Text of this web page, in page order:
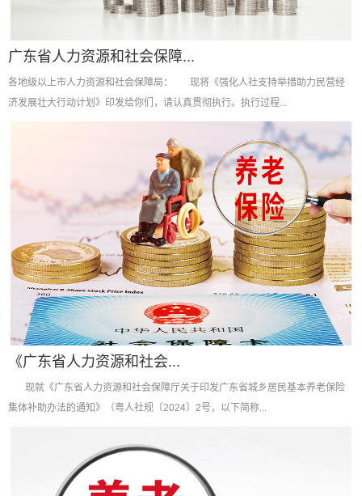
广东省人力资源和社会保障...
各地级以上市人力资源和社会保障局： 现将《强化人社支持举措助力民营经
济发展壮大行动计划》印发给你们，请认真贯彻执行。执行过程...
《广东省人力资源和社会...
现就《广东省人力资源和社会保障厅关于印发广东省城乡居民基本养老保险
集体补助办法的通知》（粤人社规〔2024〕2号，以下简称...